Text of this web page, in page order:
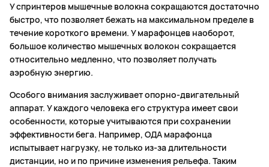
У спринтеров мышечные волокна сокращаются достаточно
быстро, что позволяет бежать на максимальном пределе в
течение короткого времени. У марафонцев наоборот,
большое количество мышечных волокон сокращается
относительно медленно, что позволяет получать
аэробную энергию.
Особого внимания заслуживает опорно-двигательный
аппарат. У каждого человека его структура имеет свои
особенности, которые учитываются при сохранении
эффективности бега. Например, ОДА марафонца
испытывает нагрузку, не только из-за длительности
дистанции, но и по причине изменения рельефа. Таким